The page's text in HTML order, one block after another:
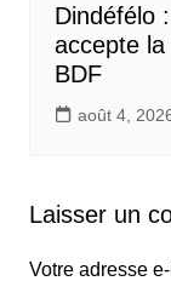
Dindéfélo
accepte
BDF
août 4,
Laisser un
Votre adresse